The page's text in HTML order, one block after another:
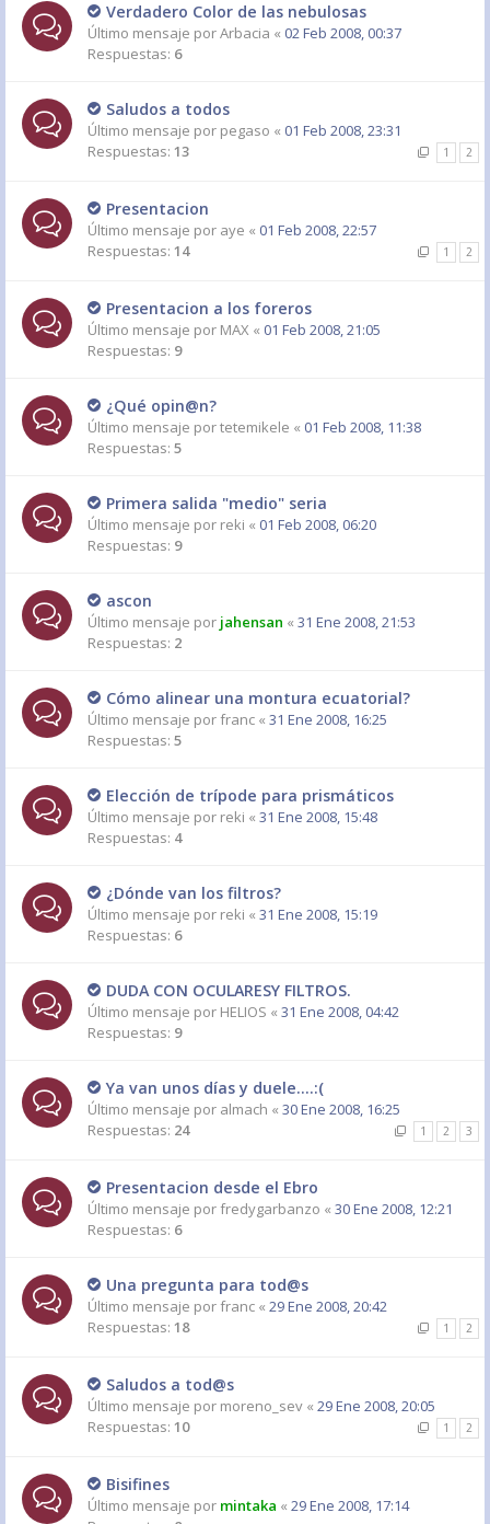
Verdadero Color de las nebulosas
Último mensaje porArbacia « 02 Feb 2008, 00:37
Respuestas: 6
Saludos a todos
Último mensaje por pegaso « 01 Feb 2008, 23:31
Respuestas: 13 1 2
Presentacion
Último mensaje por aye « 01 Feb 2008, 22:57
Respuestas: 14 1 2
Presentacion a los foreros
Último mensaje por MAX « 01 Feb 2008, 21:05
Respuestas: 9
¿Qué opin@n?
Último mensaje portetemikele « 01 Feb 2008, 11:38
Respuestas: 5
Primera salida "medio" seria
Último mensaje por reki « 01 Feb 2008, 06:20
Respuestas: 9
ascon
Último mensaje por jahensan « 31 Ene 2008, 21:53
Respuestas: 2
Cómo alinear una montura ecuatorial?
Último mensaje porfranc « 31 Ene 2008, 16:25
Respuestas: 5
Elección de trípode para prismáticos
Último mensaje por reki « 31 Ene 2008, 15:48
Respuestas: 4
¿Dónde van los filtros?
Último mensaje por reki « 31 Ene 2008, 15:19
Respuestas: 6
DUDA CON OCULARESY FILTROS.
Último mensaje por HELIOS « 31 Ene 2008, 04:42
Respuestas: 9
Ya van unos días y duele....:(
Último mensaje por almach « 30 Ene 2008, 16:25
Respuestas: 24 1 2 3
Presentacion desde el Ebro
Último mensaje porfredygarbanzo « 30 Ene 2008, 12:21
Respuestas: 6
Una pregunta para tod@s
Último mensaje porfranc « 29 Ene 2008, 20:42
Respuestas: 18 1 2
Saludos a tod@s
Último mensaje por moreno_sev « 29 Ene 2008, 20:05
Respuestas: 10 1 2
Bisifines
Último mensaje por mintaka « 29 Ene 2008, 17:14